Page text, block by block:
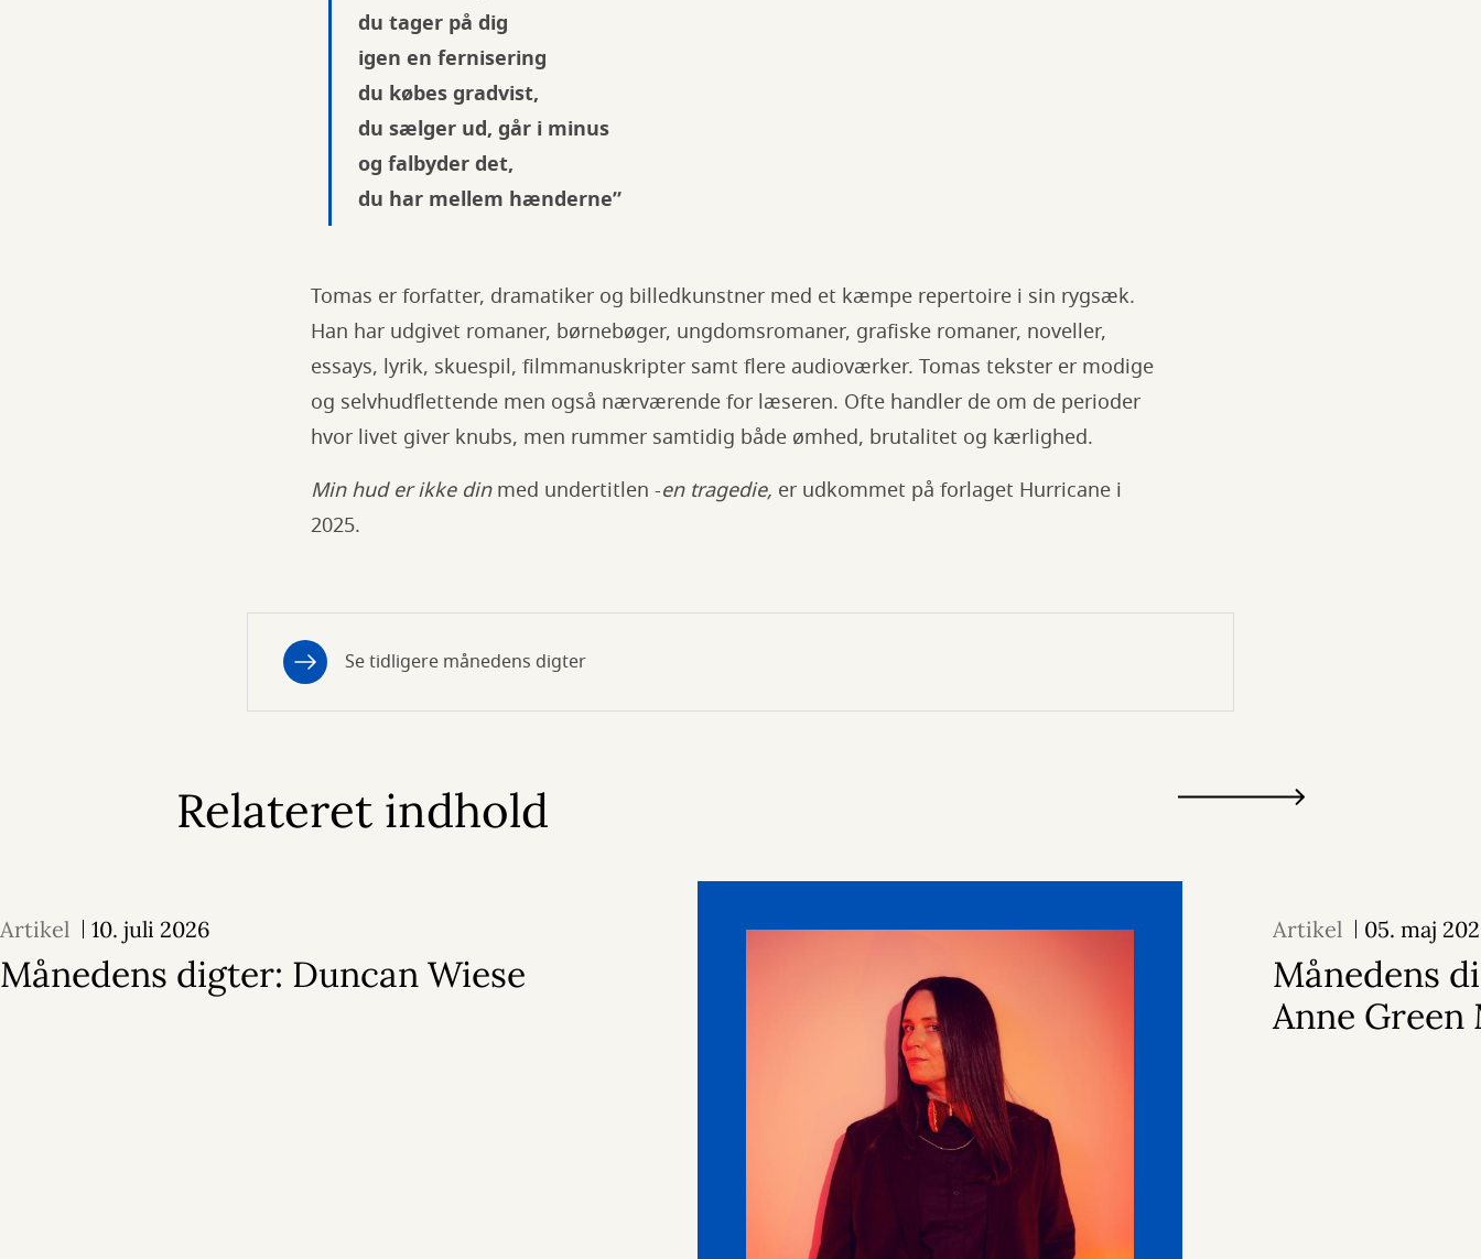
du tager på dig
igen en fernisering
du købes gradvist,
du sælger ud, går i minus
og falbyder det,
du har mellem hænderne”
Tomas er forfatter, dramatiker og billedkunstner med et kæmpe repertoire i sin rygsæk.
Han har udgivet romaner, børnebøger, ungdomsromaner, grafiske romaner, noveller,
essays, lyrik, skuespil, filmmanuskripter samt flere audioværker. Tomas tekster er modige
og selvhudflettende men også nærværende for læseren. Ofte handler de om de perioder
hvor livet giver knubs, men rummer samtidig både ømhed, brutalitet og kærlighed.
Min hud er ikke dinmed undertitlen -en tragedie, er udkommet på forlaget Hurricane i
2025.
Se tidligere månedens digter
Relateret indhold
Artikel 10. juli 2026
Månedens digter: Duncan Wiese
Artikel 05. maj
Månedens
Anne Green